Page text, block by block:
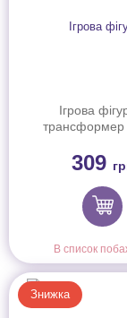
Ігрова
трансформер
Брахи309
В список
Знижка